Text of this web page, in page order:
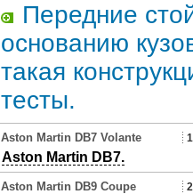
Передние
основанию
такая
тесты.
Aston Martin DB7 Volante
Aston Martin DB7.
Aston Martin DB9 Coupe